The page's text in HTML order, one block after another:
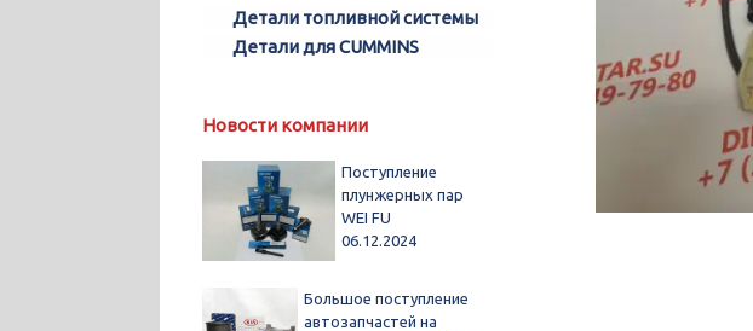
Детали топливной системы
Детали для CUMMINS
Новости компании
Поступление
плунжерных пар
WEI FU
06.12.2024
Большое поступление
автозапчастей на